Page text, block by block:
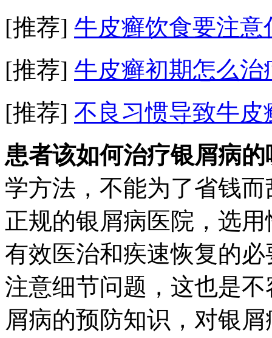
[推荐] 牛皮癣饮食要注意
[推荐] 牛皮癣初期怎么治
[推荐] 不良习惯导致牛皮
患者该如何治疗银屑病的
学方法，不能为了省钱
正规的银屑病医院，选
有效医治和疾速恢复的
注意细节问题，这也是
屑病的预防知识，对银